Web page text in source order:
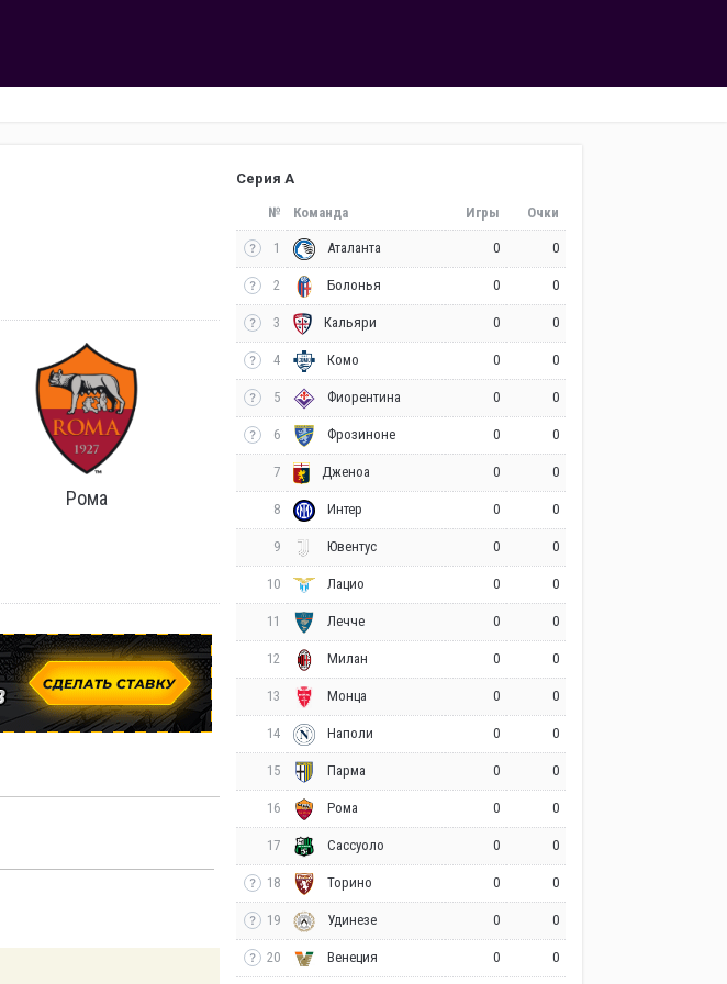
Рома
Серия А
№ Команда Игры Очки
1 Аталанта 0 0
2 Болонья 0 0
3 Кальяри 0 0
4 Комо 0 0
5 Фиорентина 0 0
6 Фрозиноне 0 0
7 Дженоа 0 0
8 Интер 0 0
9 Ювентус 0 0
10 Лацио 0 0
11 Лечче 0 0
12 Милан 0 0
13 Монца 0 0
14 Наполи 0 0
15 Парма 0 0
16 Рома 0 0
17 Сассуоло 0 0
18 Торино 0 0
19 Удинезе 0 0
20 Венеция 0 0